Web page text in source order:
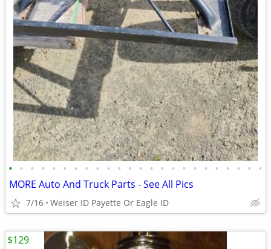
• • • • • • • • • • • • • • • • • • • • • • • •
MORE Auto And Truck Parts - See All Pics
7/16 Weiser ID Payette Or Eagle ID
$129